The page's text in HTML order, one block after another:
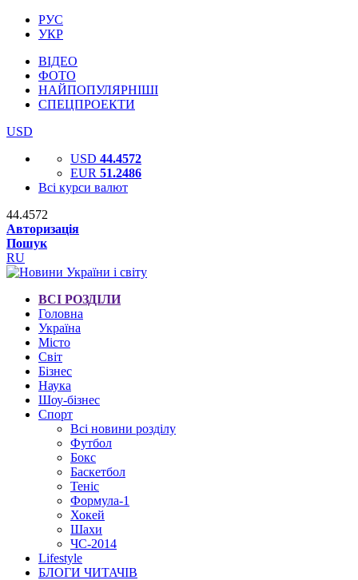
РУС
УКР
ВІДЕО
ФОТО
НАЙПОПУЛЯРНІШІ
СПЕЦПРОЕКТИ
USD
USD 44.4572
EUR 51.2486
Всі курси валют
44.4572
Авторизація
Пошук
RU
ВСІ РОЗДІЛИ
Головна
Україна
Місто
Світ
Бізнес
Наука
Шоу-бізнес
Спорт
Всі новини розділу
Футбол
Бокс
Баскетбол
Теніс
Формула-1
Хокей
Шахи
ЧС-2014
Lifestyle
БЛОГИ ЧИТАЧІВ